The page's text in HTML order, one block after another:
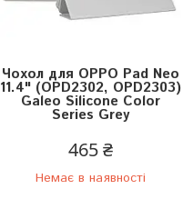
Чохол для OPPO Pad Neo
11.4" (OPD2302, OPD2303)
Galeo Silicone Color
Series Grey
465 ₴
Немає в наявності